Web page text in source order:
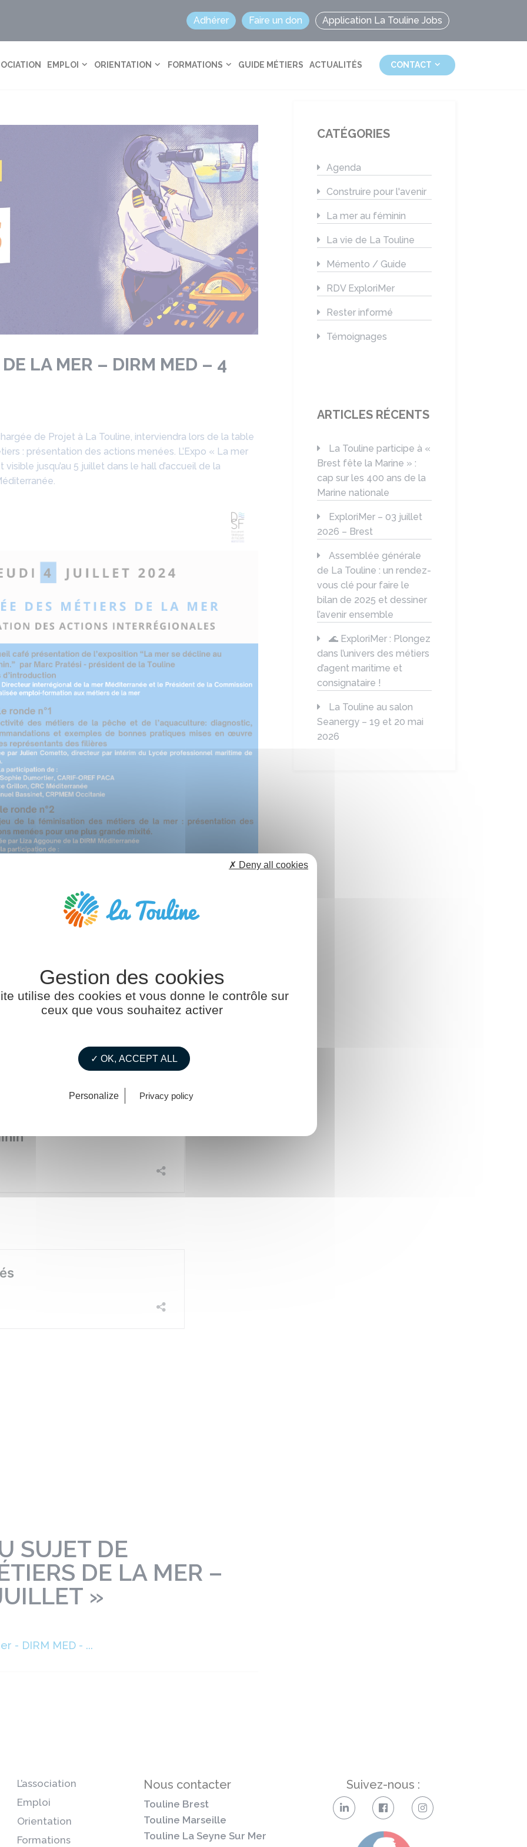
Adhérer Faire un don Application La Touline Jobs
EMPLOI ORIENTATION FORMATIONS GUIDE MÉTIERS ACTUALITÉS CONTACT
LA MER – DIRM MED – 4
de Projet à La Touline, interviendra lors de la table
: présentation des actions menées. L’Expo « La mer
jusqu’au 5 juillet dans le hall d’accueil de la
SUJET DE
DE LA MER –
»
- DIRM MED - ...
CATÉGORIES
Agenda
Construire pour l'avenir
La mer au féminin
La vie de La Touline
Mémento / Guide
RDV ExploriMer
Rester informé
Témoignages
ARTICLES RÉCENTS
La Touline participe à «
Brest fête la Marine » :
cap sur les 400 ans de la
Marine nationale
ExploriMer – 03 juillet
2026 – Brest
Assemblée générale
de La Touline : un rendez-
vous clé pour faire le
bilan de 2025 et dessiner
l’avenir ensemble
🌊 ExploriMer : Plongez
dans l’univers des métiers
d’agent maritime et
consignataire !
La Touline au salon
Seanergy – 19 et 20 mai
2026
L’association
Emploi
Orientation
Formations
Nous contacter
Touline Brest
Touline Marseille
Touline La Seyne Sur Mer
Suivez-nous :
utilise des cookies et vous donne le contrôle sur
ceux que vous souhaitez activer
✓ OK, ACCEPT ALL
✗ Deny all cookies
Personalize Privacy policy